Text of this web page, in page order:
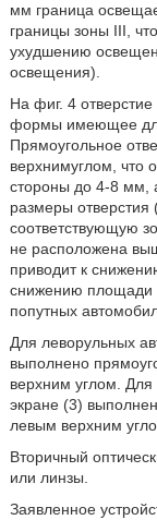
мм граница
границы зоны III,
ухудшению
освещения).
На фиг. 4
формы имеющее
Прямоугольное
верхнимуглом, что
стороны до 4-8 мм,
размеры
соответствующую
не расположена
приводит к
снижению площади
попутных
Для леворульных
выполнено
верхним углом. Для
экране (3)
левым верхним
Вторичный
или линзы.
Заявленное